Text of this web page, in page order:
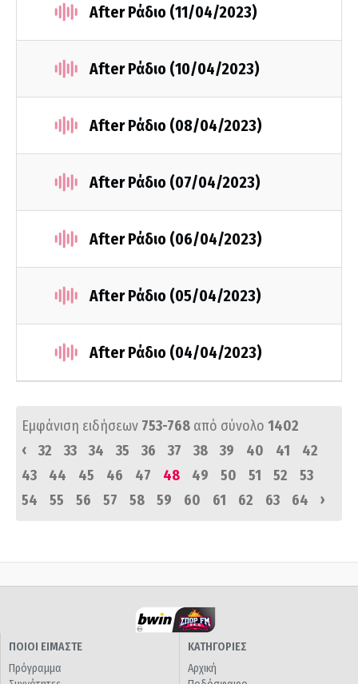
After Ράδιο (11/04/2023)
After Ράδιο (10/04/2023)
After Ράδιο (08/04/2023)
After Ράδιο (07/04/2023)
After Ράδιο (06/04/2023)
After Ράδιο (05/04/2023)
After Ράδιο (04/04/2023)
Εμφάνιση ειδήσεων 753-768 από σύνολο 1402
‹
32 33 34 35 36 37 38 39 40 41
42
43
44 45 46 47 48 49 50 51 52
53
54
55 56 57 58 59 60 61 62 63 64 ›
ΠΟΙΟΙ ΕΙΜΑΣΤΕ
Πρόγραμμα
ΚΑΤΗΓΟΡΙΕΣ
Αρχική